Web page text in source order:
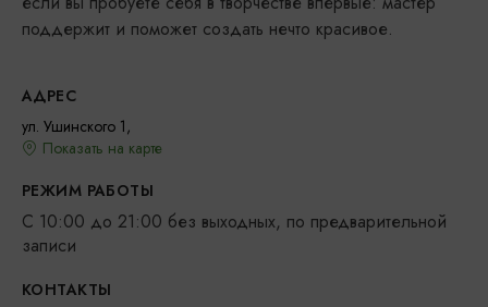
поддержит и поможет создать нечто красивое.
АДРЕС
ул. Ушинского 1,
Показать на карте
РЕЖИМ РАБОТЫ
С 10:00 до 21:00 без выходных, по предварительной
записи
КОНТАКТЫ